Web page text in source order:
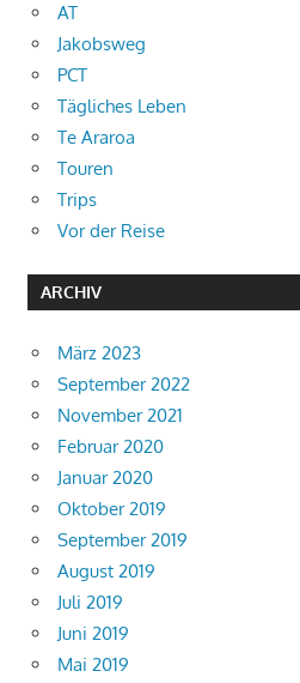
AT
Jakobsweg
PCT
Tägliches Leben
Te Araroa
Touren
Trips
Vor der Reise
ARCHIV
März 2023
September 2022
November 2021
Februar 2020
Januar 2020
Oktober 2019
September 2019
August 2019
Juli 2019
Juni 2019
Mai 2019